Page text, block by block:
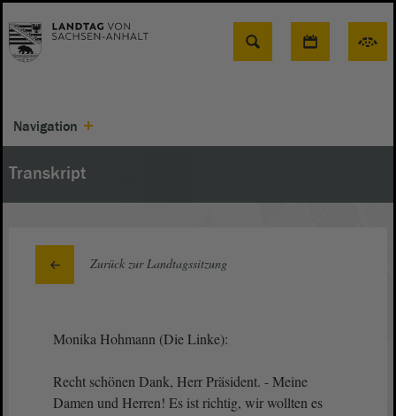
Suche
Navigation
Transkript
Zurück zur Landtagssitzung
Monika Hohmann (Die Linke):
Recht schönen Dank, Herr Präsident. - Meine
Damen und Herren! Es ist richtig, wir wollten es